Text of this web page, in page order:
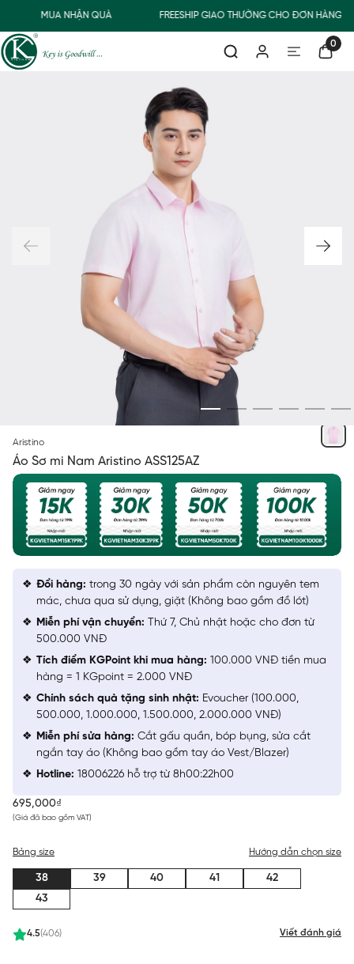
MUA NHẬN QUÀ FREESHIP GIAO THƯỜNG CHO ĐƠN HÀNG
0
Aristino
Áo Sơ mi Nam Aristino ASS125AZ
695,000₫
(Giá đã bao gồm VAT)
4.5(406) Viết đánh giá
Bảng size Hướng dẫn chọn size
38 39 40 41
42
43
Đổi hàng: trong 30 ngày với sản phẩm còn nguyên tem
mác, chưa qua sử dụng, giặt (Không bao gồm đồ lót)
Miễn phí vận chuyển: Thứ 7, Chủ nhật hoặc cho đơn từ
500.000 VNĐ
Tích điểm KGPoint khi mua hàng: 100.000 VNĐ tiền mua
hàng = 1 KGpoint = 2.000 VNĐ
Chính sách quà tặng sinh nhật: Evoucher (100.000,
500.000, 1.000.000, 1.500.000, 2.000.000 VNĐ)
Miễn phí sửa hàng: Cắt gấu quần, bóp bụng, sửa cắt
ngắn tay áo (Không bao gồm tay áo Vest/Blazer)
Hotline: 18006226 hỗ trợ từ 8h00:22h00